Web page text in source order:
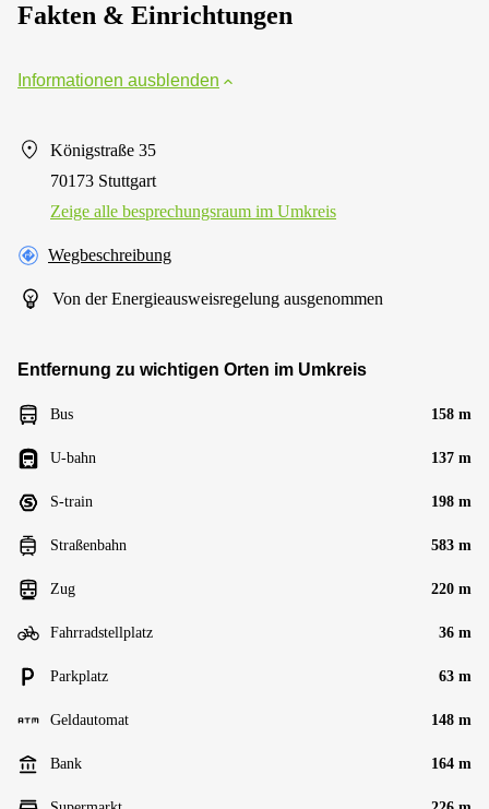
Fakten & Einrichtungen
Informationen ausblenden
Königstraße 35
70173 Stuttgart
Zeige alle besprechungsraum im Umkreis
Wegbeschreibung
Von der Energieausweisregelung ausgenommen
Entfernung zu wichtigen Orten im Umkreis
Bus 158 m
U-bahn 137 m
S-train 198 m
Straßenbahn 583 m
Zug 220 m
Fahrradstellplatz 36 m
Parkplatz 63 m
Geldautomat 148 m
Bank 164 m